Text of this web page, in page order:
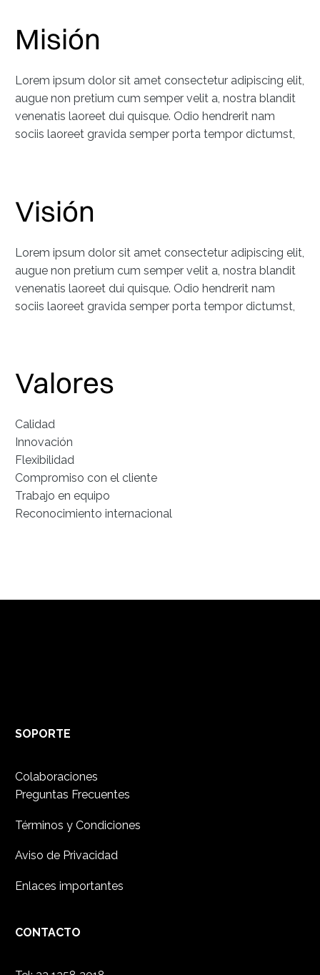
Misión
Lorem ipsum dolor sit amet consectetur adipiscing elit,
augue non pretium cum semper velit a, nostra blandit
venenatis laoreet dui quisque. Odio hendrerit nam
sociis laoreet gravida semper porta tempor dictumst,
Visión
Lorem ipsum dolor sit amet consectetur adipiscing elit,
augue non pretium cum semper velit a, nostra blandit
venenatis laoreet dui quisque. Odio hendrerit nam
sociis laoreet gravida semper porta tempor dictumst,
Valores
Calidad
Innovación
Flexibilidad
Compromiso con el cliente
Trabajo en equipo
Reconocimiento internacional
SOPORTE
Colaboraciones
Preguntas Frecuentes
Términos y Condiciones
Aviso de Privacidad
Enlaces importantes
CONTACTO